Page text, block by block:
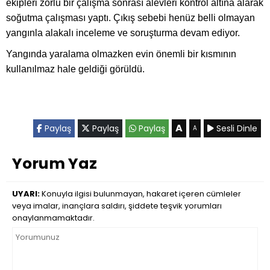
ekipleri zorlu bir çalışma sonrası alevleri kontrol altına alarak
soğutma çalışması yaptı. Çıkış sebebi henüz belli olmayan
yangınla alakalı inceleme ve soruşturma devam ediyor.
Yangında yaralama olmazken evin önemli bir kısmının
kullanılmaz hale geldiği görüldü.
Paylaş Paylaş Paylaş A A Sesli Dinle
Yorum Yaz
UYARI:Konuyla ilgisi bulunmayan, hakaret içeren cümleler
veya imalar, inançlara saldırı, şiddete teşvik yorumları
onaylanmamaktadır.